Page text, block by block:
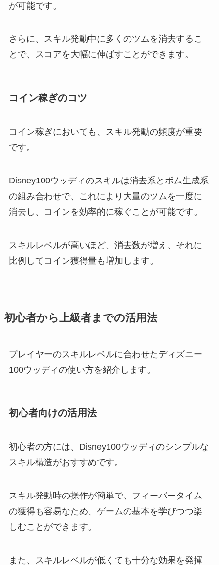
が可能です。
さらに、スキル発動中に多くのツムを消去するこ
とで、スコアを大幅に伸ばすことができます。
コイン稼ぎのコツ
コイン稼ぎにおいても、スキル発動の頻度が重要
です。
Disney100ウッディのスキルは消去系とボム生成系
の組み合わせで、これにより大量のツムを一度に
消去し、コインを効率的に稼ぐことが可能です。
スキルレベルが高いほど、消去数が増え、それに
比例してコイン獲得量も増加します。
初心者から上級者までの活用法
プレイヤーのスキルレベルに合わせたディズニー
100ウッディの使い方を紹介します。
初心者向けの活用法
初心者の方には、Disney100ウッディのシンプルな
スキル構造がおすすめです。
スキル発動時の操作が簡単で、フィーバータイム
の獲得も容易なため、ゲームの基本を学びつつ楽
しむことができます。
また、スキルレベルが低くても十分な効果を発揮